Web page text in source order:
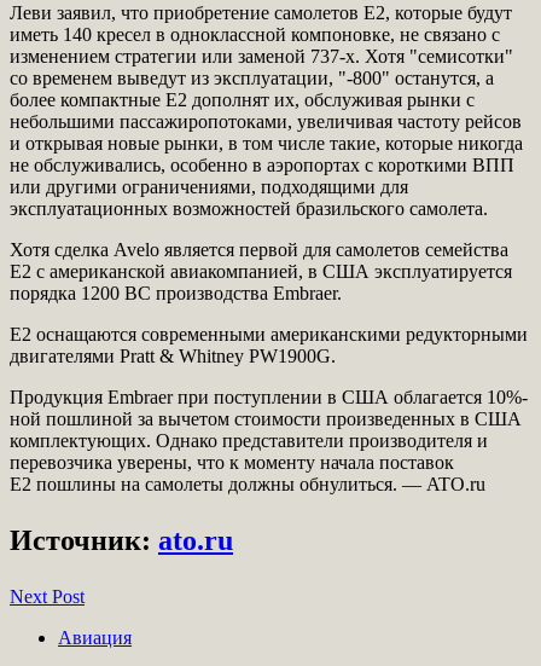
Леви заявил, что приобретение самолетов E2, которые будут
иметь 140 кресел в одноклассной компоновке, не связано с
изменением стратегии или заменой 737-х. Хотя "семисотки"
со временем выведут из эксплуатации, "-800" останутся, а
более компактные E2 дополнят их, обслуживая рынки с
небольшими пассажиропотоками, увеличивая частоту рейсов
и открывая новые рынки, в том числе такие, которые никогда
не обслуживались, особенно в аэропортах с короткими ВПП
или другими ограничениями, подходящими для
эксплуатационных возможностей бразильского самолета.
Хотя сделка Avelo является первой для самолетов семейства
E2 с американской авиакомпанией, в США эксплуатируется
порядка 1200 ВС производства Embraer.
E2 оснащаются современными американскими редукторными
двигателями Pratt & Whitney PW1900G.
Продукция Embraer при поступлении в США облагается 10%-
ной пошлиной за вычетом стоимости произведенных в США
комплектующих. Однако представители производителя и
перевозчика уверены, что к моменту начала поставок
E2 пошлины на самолеты должны обнулиться. — ATO.ru
Источник: ato.ru
Next Post
Авиация